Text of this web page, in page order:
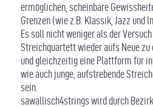
ermöglichen, scheinbare
Grenzen (wie z.B. Klassik, Jazz und
Es soll nicht weniger als der
Streichquartett wieder aufs Neue zu
und gleichzeitig eine Plattform für
wie auch junge, aufstrebende
sein.
sawallisch4strings wird durch